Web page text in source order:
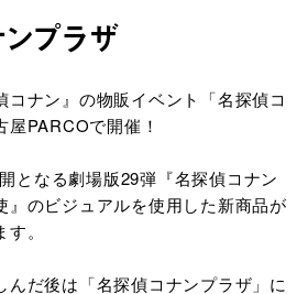
プラザ
コナン』の物販イベント「名探偵コ
PARCOで開催！
となる劇場版29弾『名探偵コナン
』のビジュアルを使用した新商品が
。
んだ後は「名探偵コナンプラザ」に